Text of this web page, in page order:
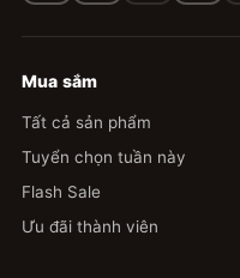
Mua sắm
Tất cả sản phẩm
Tuyển chọn tuần này
Flash Sale
Ưu đãi thành viên